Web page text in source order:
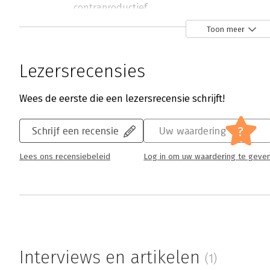
contraproductief.
Toon meer
Lezersrecensies
Wees de eerste die een lezersrecensie schrijft!
Schrijf een recensie
Lees ons recensiebeleid
Uw waardering ?
Log in om uw waardering te
Interviews en artikelen (1)